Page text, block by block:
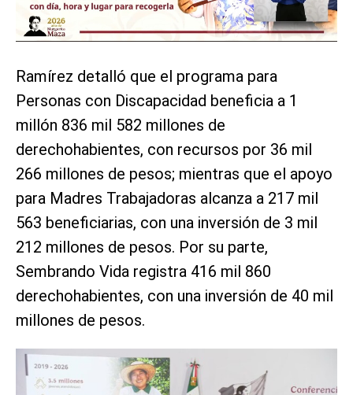
Ramírez detalló que el programa para
Personas con Discapacidad beneficia a 1
millón 836 mil 582 millones de
derechohabientes, con recursos por 36 mil
266 millones de pesos; mientras que el apoyo
para Madres Trabajadoras alcanza a 217 mil
563 beneficiarias, con una inversión de 3 mil
212 millones de pesos. Por su parte,
Sembrando Vida registra 416 mil 860
derechohabientes, con una inversión de 40 mil
millones de pesos.